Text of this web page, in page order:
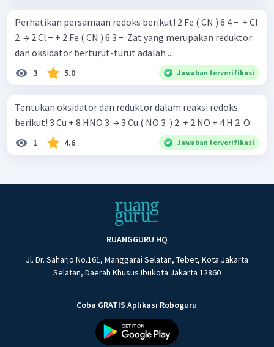
Perhatikan persamaan redoks berikut! 2 Fe ( CN ) 6 4 − ​ + Cl
2 ​ → 2 Cl − + 2 Fe ( CN ) 6 3 − ​ Zat yang merupakan reduktor
dan oksidator berturut-turut adalah ...
3 5.0 Jawaban terverifikasi
Tentukan oksidator dan reduktor dalam reaksi redoks
berikut! 3 Cu + 8 HNO 3 ​ → 3 Cu ( NO 3 ​ ) 2 ​ + 2 NO + 4 H 2 ​ O
1 4.6 Jawaban terverifikasi
RUANGGURU HQ
Jl. Dr. Saharjo No.161, Manggarai Selatan, Tebet, Kota Jakarta
Selatan, Daerah Khusus Ibukota Jakarta 12860
Coba GRATIS Aplikasi Roboguru